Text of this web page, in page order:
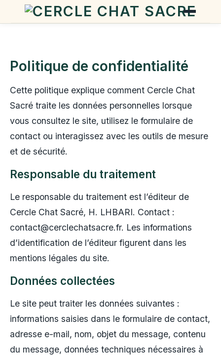
Politique de confidentialité
Cette politique explique comment Cercle Chat
Sacré traite les données personnelles lorsque
vous consultez le site, utilisez le formulaire de
contact ou interagissez avec les outils de mesure
et de sécurité.
Responsable du traitement
Le responsable du traitement est l’éditeur de
Cercle Chat Sacré, H. LHBARI. Contact :
contact@cerclechatsacre.fr. Les informations
d’identification de l’éditeur figurent dans les
mentions légales du site.
Données collectées
Le site peut traiter les données suivantes :
informations saisies dans le formulaire de contact,
adresse e-mail, nom, objet du message, contenu
du message, données techniques nécessaires à